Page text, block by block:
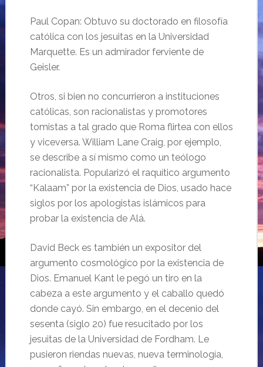
Paul Copan: Obtuvo su doctorado en filosofía
católica con los jesuitas en la Universidad
Marquette. Es un admirador ferviente de
Geisler.
Otros, si bien no concurrieron a instituciones
católicas, son racionalistas y promotores
tomistas a tal grado que Roma flirtea con ellos
y viceversa. William Lane Craig, por ejemplo,
se describe a sí mismo como un teólogo
racionalista. Popularizó el raquítico argumento
“Kalaam” por la existencia de Dios, usado hace
siglos por los apologistas islámicos para
probar la existencia de Alá.
David Beck es también un expositor del
argumento cosmológico por la existencia de
Dios. Emanuel Kant le pegó un tiro en la
cabeza a este argumento y el caballo quedó
donde cayó. Sin embargo, en el decenio del
sesenta (siglo 20) fue resucitado por los
jesuitas de la Universidad de Fordham. Le
pusieron riendas nuevas, nueva terminología,